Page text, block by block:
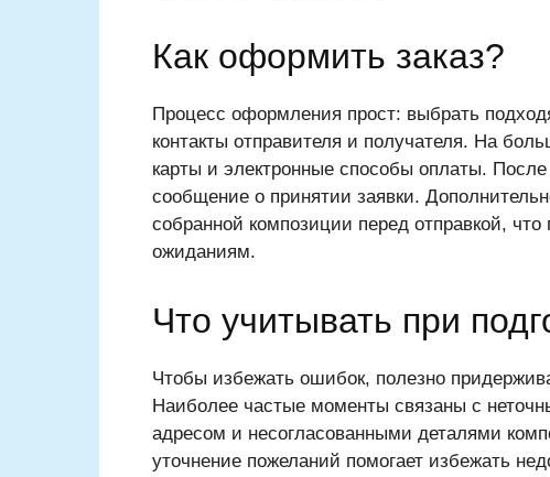
Как оформить заказ?
Процесс оформления прост: выбрать
контакты отправителя и получателя. На
карты и электронные способы оплаты. После
сообщение о принятии заявки.
собранной композиции перед отправкой, что
ожиданиям.
Что учитывать при
Чтобы избежать ошибок, полезно
Наиболее частые моменты связаны с
адресом и несогласованными деталями
уточнение пожеланий помогает избежать